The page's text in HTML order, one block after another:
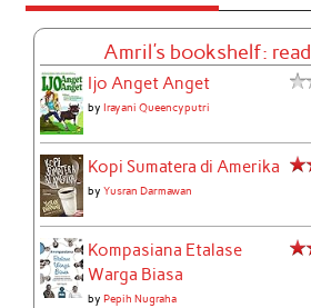
Amril's bookshelf: read
Ijo Anget Anget
byIrayani Queencyputri
Kopi Sumatera di Amerika
byYusran Darmawan
Kompasiana Etalase
Warga Biasa
byPepih Nugraha